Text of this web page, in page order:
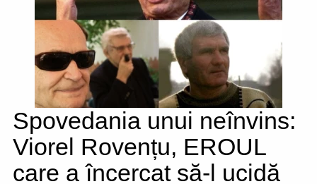
Spovedania unui neînvins:
Viorel Rovențu, EROUL
care a încercat să-l ucidă